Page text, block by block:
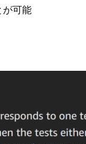
が可能